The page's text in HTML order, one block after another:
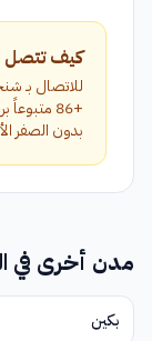
كيف تتصل
للاتصال بـ
بدون الصفر
مدن أخرى في
بكين